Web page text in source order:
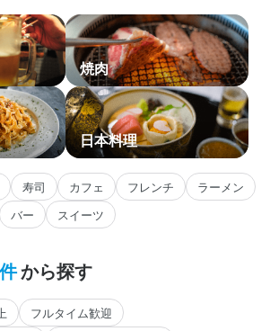
焼肉
日本料理
寿司 カフェ フレンチ
ラーメン
バー スイーツ
から探す
フルタイム歓迎